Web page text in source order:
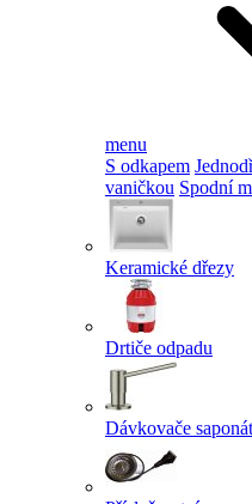
menu
S odkapem
vaničkou Spodní
Keramické dřezy
Drtiče odpadu
Dávkovače